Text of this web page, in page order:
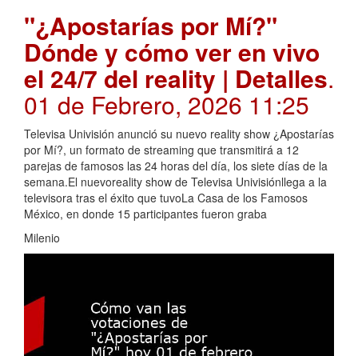
"¿Apostarías por Mí?"
Dónde y cómo ver en vivo
el 24/7 del reality | Detalles.
01 de Febrero, 2026 11:25
Televisa Univisión anunció su nuevo reality show ¿Apostarías
por Mí?, un formato de streaming que transmitirá a 12
parejas de famosos las 24 horas del día, los siete días de la
semana.El nuevoreality show de Televisa Univisiónllega a la
televisora tras el éxito que tuvoLa Casa de los Famosos
México, en donde 15 participantes fueron graba
Milenio